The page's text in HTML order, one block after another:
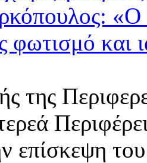
«Ο
φωτισμό και
της
επίσκεψη